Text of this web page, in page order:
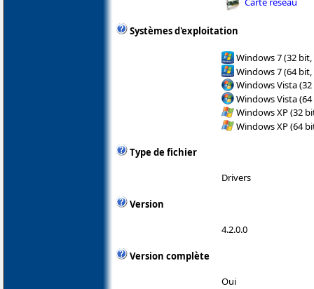
Systèmes d'exploitation
Windows 7 (32 bit,
Windows 7 (64 bit,
Windows Vista
Windows Vista
Windows XP (32
Windows XP (64
Type de fichier
Drivers
Version
4.2.0.0
Version complète
Oui